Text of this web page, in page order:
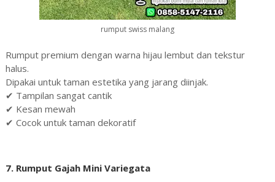
rumput swiss malang
Rumput premium dengan warna hijau lembut dan tekstur
halus.
Dipakai untuk taman estetika yang jarang diinjak.
✔ Tampilan sangat cantik
✔ Kesan mewah
✔ Cocok untuk taman dekoratif
7. Rumput Gajah Mini Variegata